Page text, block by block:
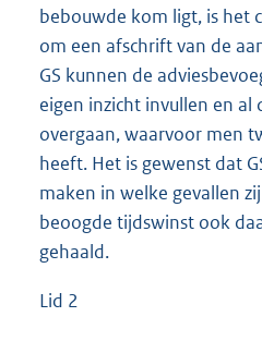
bebouwde kom ligt, is het
om een afschrift van de
GS kunnen de
eigen inzicht invullen en
overgaan, waarvoor men
heeft. Het is gewenst dat
maken in welke gevallen
beoogde tijdswinst ook
gehaald.
Lid 2